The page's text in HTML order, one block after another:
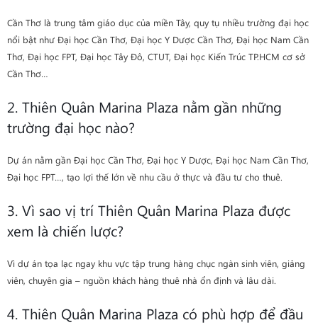
Cần Thơ là trung tâm giáo dục của miền Tây, quy tụ nhiều trường đại học
nổi bật như Đại học Cần Thơ, Đại học Y Dược Cần Thơ, Đại học Nam Cần
Thơ, Đại học FPT, Đại học Tây Đô, CTUT, Đại học Kiến Trúc TP.HCM cơ sở
Cần Thơ…
2. Thiên Quân Marina Plaza nằm gần những
trường đại học nào?
Dự án nằm gần Đại học Cần Thơ, Đại học Y Dược, Đại học Nam Cần Thơ,
Đại học FPT…, tạo lợi thế lớn về nhu cầu ở thực và đầu tư cho thuê.
3. Vì sao vị trí Thiên Quân Marina Plaza được
xem là chiến lược?
Vì dự án tọa lạc ngay khu vực tập trung hàng chục ngàn sinh viên, giảng
viên, chuyên gia – nguồn khách hàng thuê nhà ổn định và lâu dài.
4. Thiên Quân Marina Plaza có phù hợp để đầu